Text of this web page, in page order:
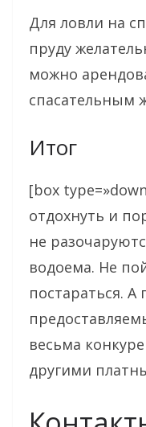
Для ловли на
пруду
можно
спасательным
Итог
[box
отдохнуть и
не
водоема. Не
постараться.
весьма
другими